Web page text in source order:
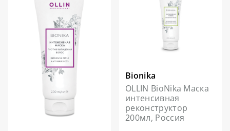
Bionika
OLLIN BioNika Маска
интенсивная
реконструктор
200мл, Россия